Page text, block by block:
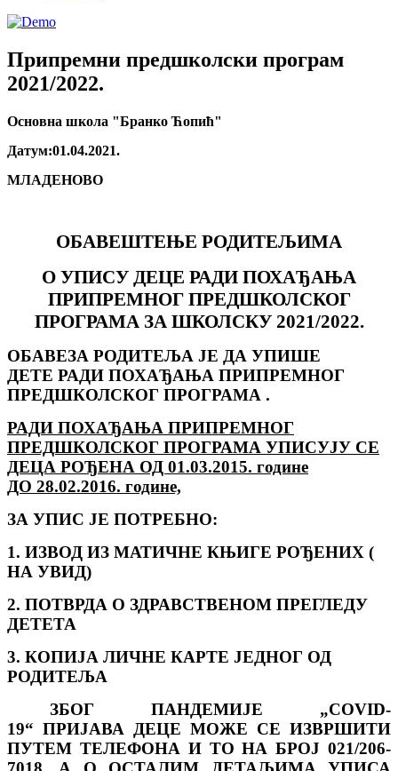
Припремни предшколски програм
2021/2022.
Основна школа "Бранко Ћопић"
Датум:01.04.2021.
МЛАДЕНОВО
ОБАВЕШТЕЊЕ РОДИТЕЉИМА
О УПИСУ ДЕЦЕ РАДИ ПОХАЂАЊА
ПРИПРЕМНОГ ПРЕДШКОЛСКОГ
ПРОГРАМА ЗА ШКОЛСКУ 2021/2022.
ОБАВЕЗА РОДИТЕЉА ЈЕ ДА УПИШЕ
ДЕТЕ РАДИ ПОХАЂАЊА ПРИПРЕМНОГ
ПРЕДШКОЛСКОГ ПРОГРАМА .
РАДИ ПОХАЂАЊА ПРИПРЕМНОГ
ПРЕДШКОЛСКОГ ПРОГРАМА УПИСУЈУ СЕ
ДЕЦА РОЂЕНА ОД 01.03.2015. године
ДО 28.02.2016. године,
ЗА УПИС ЈЕ ПОТРЕБНО:
1. ИЗВОД ИЗ МАТИЧНЕ КЊИГЕ РОЂЕНИХ (
НА УВИД)
2. ПОТВРДА О ЗДРАВСТВЕНОМ ПРЕГЛЕДУ
ДЕТЕТА
3. КОПИЈА ЛИЧНЕ КАРТЕ ЈЕДНОГ ОД
РОДИТЕЉА
ЗБОГ ПАНДЕМИЈЕ „COVID-
19“ ПРИЈАВА ДЕЦЕ МОЖЕ СЕ ИЗВРШИТИ
ПУТЕМ ТЕЛЕФОНА И ТО НА БРОЈ 021/206-